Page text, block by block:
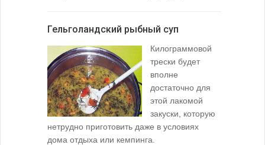
Гельголандский рыбный суп
Килограммовой
трески будет
вполне
достаточно для
этой лакомой
закуски, которую
нетрудно приготовить даже в условиях
дома отдыха или кемпинга.